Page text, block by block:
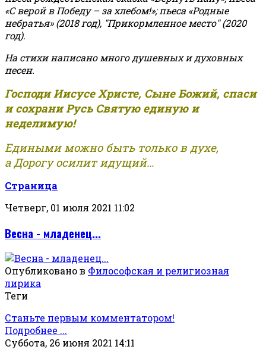
«С верой в Победу – за хлебом!»;пьеса «Родные
небратья» (2018 год), "Прикормленное место" (2020
год).
На стихи написано много душевных и духовных
песен.
Господи Иисусе Христе, Сыне Божий, спаси
и сохрани Русь Святую единую и
неделимую!
Едиными можно быть только в духе,
а Дорогу осилит идущий...
Страница
Четверг, 01 июля 2021 11:02
Весна - младенец...
Опубликовано в Философская и религиозная
лирика
Теги
Станьте первым комментатором!
Подробнее ...
Суббота, 26 июня 2021 14:11